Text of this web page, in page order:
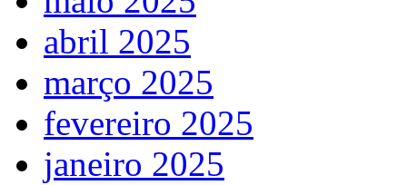
abril 2025
março 2025
fevereiro 2025
janeiro 2025